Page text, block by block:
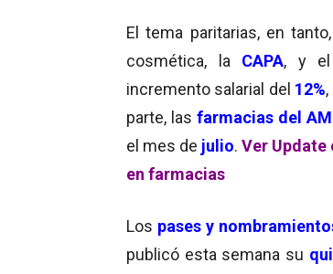
El tema paritarias, en
cosmética, la CAPA, y el
incremento salarial del 12%
parte, lasfarmacias del
el mes de julio. Ver
en farmacias
Los pases y
publicó esta semana su